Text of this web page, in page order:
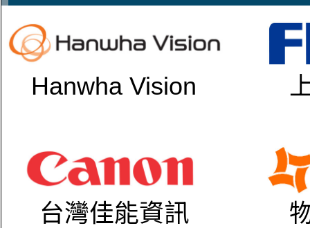
Hanwha Vision
台灣佳能資訊